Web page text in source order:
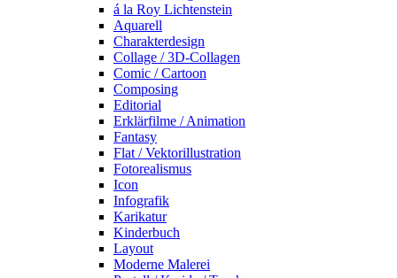
á la Roy Lichtenstein
Aquarell
Charakterdesign
Collage / 3D-Collagen
Comic / Cartoon
Composing
Editorial
Erklärfilme / Animation
Fantasy
Flat / Vektorillustration
Fotorealismus
Icon
Infografik
Karikatur
Kinderbuch
Layout
Moderne Malerei